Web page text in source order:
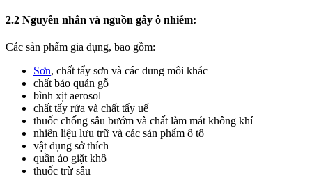
2.2 Nguyên nhân và nguồn gây ô nhiễm:
Các sản phẩm gia dụng, bao gồm:
Sơn, chất tẩy sơn và các dung môi khác
chất bảo quản gỗ
bình xịt aerosol
chất tẩy rửa và chất tẩy uế
thuốc chống sâu bướm và chất làm mát không khí
nhiên liệu lưu trữ và các sản phẩm ô tô
vật dụng sở thích
quần áo giặt khô
thuốc trừ sâu